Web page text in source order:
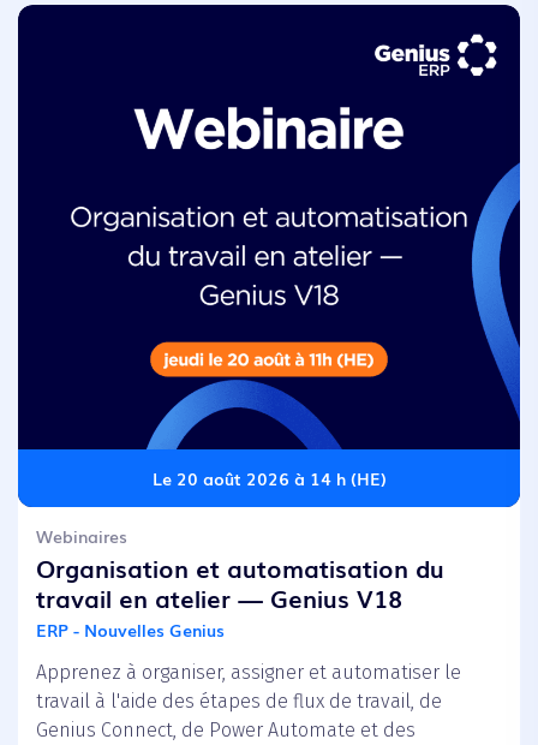
Le 20 août 2026 à 14 h (HE)
Webinaires
Organisation et automatisation du
travail en atelier — Genius V18
ERP - Nouvelles Genius
Apprenez à organiser, assigner et automatiser le
travail à l'aide des étapes de flux de travail, de
Genius Connect, de Power Automate et des